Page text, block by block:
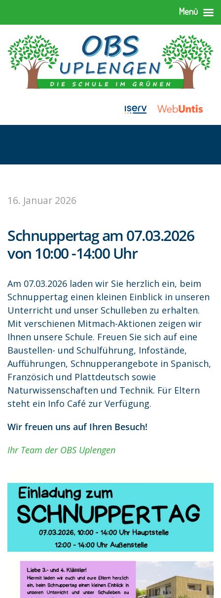
16. Januar 2026
Schnuppertag am 07.03.2026
von 10:00 -14:00 Uhr
Am 07.03.2026 laden wir Sie herzlich ein, beim
Schnuppertag einen kleinen Einblick in unseren
Unterricht und unser Schulleben zu erhalten.
Mit verschienen Mitmach-Aktionen zeigen wir
Ihnen unsere Schule. Freuen Sie sich auf eine
Baustellen- und Schulführung, Infostände,
Aufführungen, Schnupperangebote in Spanisch,
Französich und Plattdeutsch sowie
Naturwissenschaften und Technik. Für Eltern
steht ein Info Café zur Verfügung.
Wir freuen uns auf Ihren Besuch!
Ihr Team der OBS Uplengen
Menü